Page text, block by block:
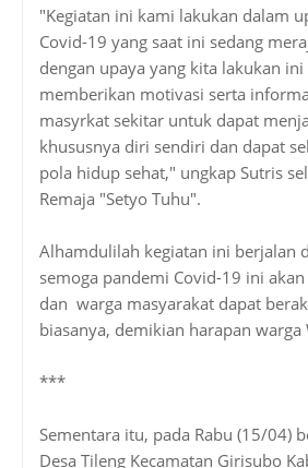
"Kegiatan ini kami lakukan dalam
Covid-19 yang saat ini sedang
dengan upaya yang kita lakukan
memberikan motivasi serta
masyrkat sekitar untuk dapat
khususnya diri sendiri dan dapat
pola hidup sehat," ungkap Sutris
Remaja "Setyo Tuhu".
Alhamdulilah kegiatan ini berjalan
semoga pandemi Covid-19 ini
dan warga masyarakat dapat
biasanya, demikian harapan warga
***
Sementara itu, pada Rabu (15/04)
Desa Tileng Kecamatan Girisubo